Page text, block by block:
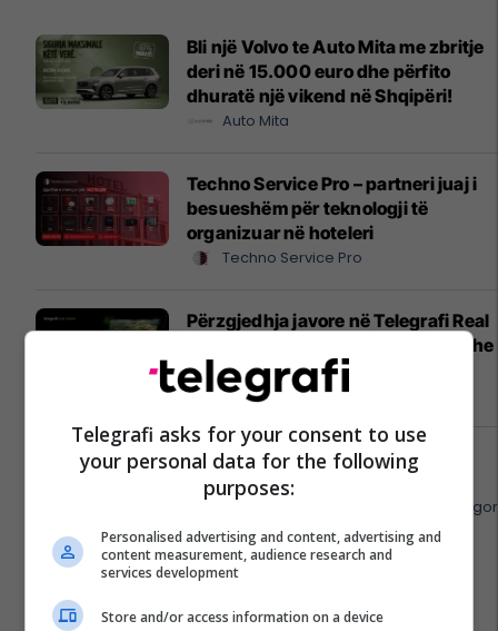
Bli një Volvo te Auto Mita me zbritje
deri në 15.000 euro dhe përfito
dhuratë një vikend në Shqipëri!
Auto Mita
Techno Service Pro – partneri juaj i
besueshëm për teknologji të
organizuar në hoteleri
Techno Service Pro
Përzgjedhja javore në Telegrafi Real
Estate: prona për banim, biznes dhe
investim
Telegrafi Real Estate
APR mendon për ju, diasporë –
mirësevini në shtëpi!
APR - Asistencë E Përgjithshme
Telegrafi asks for your consent to use
your personal data for the following
purposes:
Personalised advertising and content, advertising and
content measurement, audience research and
services development
Store and/or access information on a device